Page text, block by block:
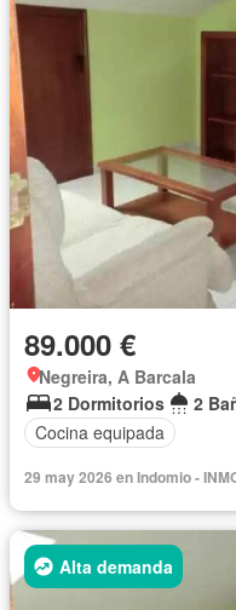
89.000 €
Negreira, A Barcala
2 Dormitorios
2
Cocina equipada
29 may 2026 en Indomio -
Alta demanda